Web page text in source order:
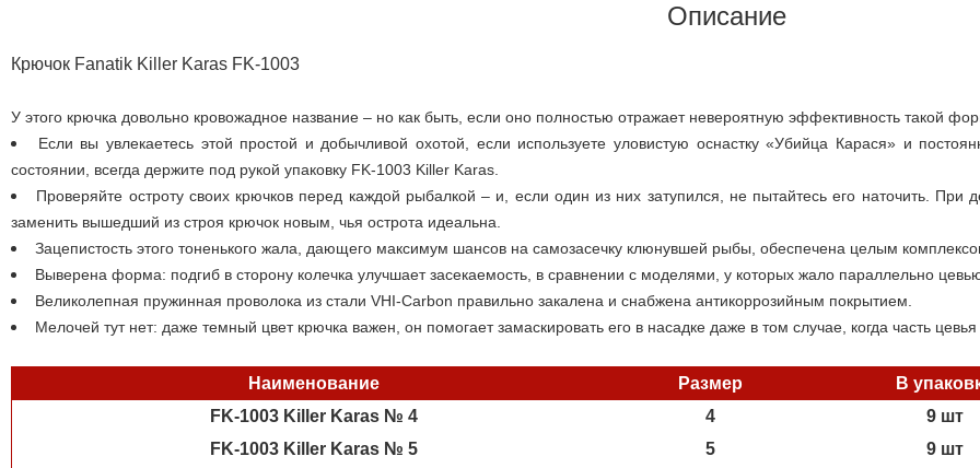
Описание
Крючок Fanatik Killer Karas FK-1003
У этого крючка довольно кровожадное название – но как быть, если оно полностью отражает невероятную эффективность такой
Если вы увлекаетесь этой простой и добычливой охотой, если используете уловистую оснастку «Убийца Карася» и
состоянии, всегда держите под рукой упаковку FK-1003 Killer Karas.
Проверяйте остроту своих крючков перед каждой рыбалкой – и, если один из них затупился, не пытайтесь его наточить.
заменить вышедший из строя крючок новым, чья острота идеальна.
Зацепистость этого тоненького жала, дающего максимум шансов на самозасечку клюнувшей рыбы, обеспечена целым
Выверена форма: подгиб в сторону колечка улучшает засекаемость, в сравнении с моделями, у которых жало параллельно
Великолепная пружинная проволока из стали VHI-Carbon правильно закалена и снабжена антикоррозийным покрытием.
Мелочей тут нет: даже темный цвет крючка важен, он помогает замаскировать его в насадке даже в том случае, когда часть
Наименование Размер
В
FK-1003 Killer Karas № 4
4
9 шт
FK-1003 Killer Karas № 5
5
9 шт